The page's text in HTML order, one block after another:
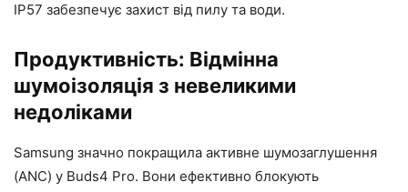
IP57 забезпечує захист від пилу та води.
Продуктивність: Відмінна
шумоізоляція з невеликими
недоліками
Samsung значно покращила активне шумозаглушення
(ANC) у Buds4 Pro. Вони ефективно блокують